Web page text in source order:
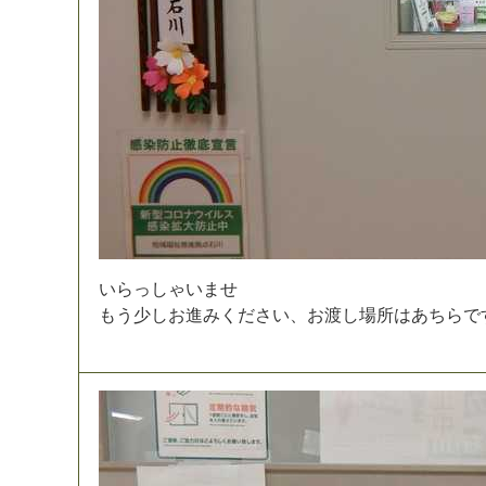
いら っ し ゃい ま せ
も う 少しお進み く ださ い お渡し場所はあち らで